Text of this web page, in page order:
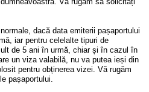
dacă data emiterii pașaportului
iar pentru celelalte tipuri de
de 5 ani în urmă, chiar și în cazul în
un viza valabilă, nu va putea ieși din
pentru obținerea vizei. Vă rugăm
pașaportului.